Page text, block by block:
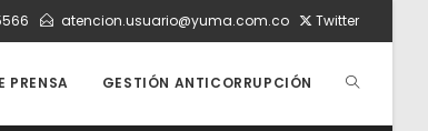
atencion.usuario@yuma.com.co Twitter
PRENSA GESTIÓN ANTICORRUPCIÓN ALTERNAR